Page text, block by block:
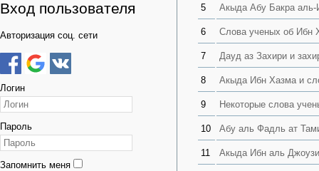
Вход пользователя
Авторизация соц. сети
Логин
Пароль
Запомнить меня
5 Акыда Абу Бакра
6 Слова ученых об Ибн
7 Дауд аз Захири и
8 Акыда Ибн Хазма и
9 Некоторые слова
10 Абу аль Фадль ат
11 Акыда Ибн аль Джоузи